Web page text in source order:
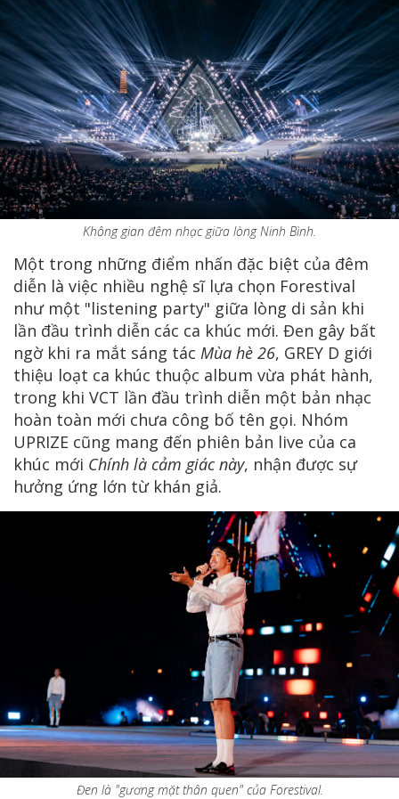
Không gian đêm nhạc giữa lòng Ninh Bình.
Một trong những điểm nhấn đặc biệt của đêm
diễn là việc nhiều nghệ sĩ lựa chọn Forestival
như một "listening party" giữa lòng di sản khi
lần đầu trình diễn các ca khúc mới. Đen gây bất
ngờ khi ra mắt sáng tác Mùa hè 26, GREY D giới
thiệu loạt ca khúc thuộc album vừa phát hành,
trong khi VCT lần đầu trình diễn một bản nhạc
hoàn toàn mới chưa công bố tên gọi. Nhóm
UPRIZE cũng mang đến phiên bản live của ca
khúc mới Chính là cảm giác này, nhận được sự
hưởng ứng lớn từ khán giả.
Đen là "gương mặt thân quen" của Forestival.